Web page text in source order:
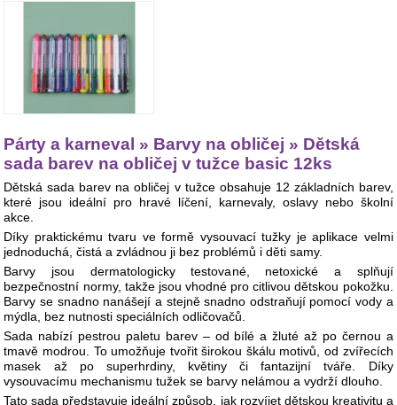
Párty a karneval » Barvy na obličej » Dětská
sada barev na obličej v tužce basic 12ks
Dětská sada barev na obličej v tužce obsahuje 12 základních barev,
které jsou ideální pro hravé líčení, karnevaly, oslavy nebo školní
akce.
Díky praktickému tvaru ve formě vysouvací tužky je aplikace velmi
jednoduchá, čistá a zvládnou ji bez problémů i děti samy.
Barvy jsou dermatologicky testované, netoxické a splňují
bezpečnostní normy, takže jsou vhodné pro citlivou dětskou pokožku.
Barvy se snadno nanášejí a stejně snadno odstraňují pomocí vody a
mýdla, bez nutnosti speciálních odličovačů.
Sada nabízí pestrou paletu barev – od bílé a žluté až po černou a
tmavě modrou. To umožňuje tvořit širokou škálu motivů, od zvířecích
masek až po superhrdiny, květiny či fantazijní tváře. Díky
vysouvacímu mechanismu tužek se barvy nelámou a vydrží dlouho.
Tato sada představuje ideální způsob, jak rozvíjet dětskou kreativitu a